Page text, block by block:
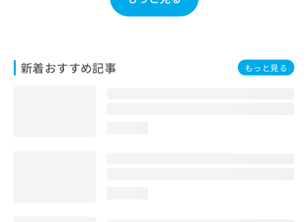
新着おすすめ記事 もっと見る
わ
せ